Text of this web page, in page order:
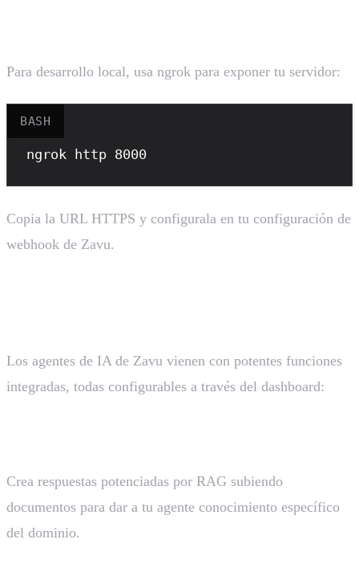
Para desarrollo local, usa ngrok para exponer tu servidor:
BASH
ngrok http 8000
Copia la URL HTTPS y configurala en tu configuración de
webhook de Zavu.
Los agentes de IA de Zavu vienen con potentes funciones
integradas, todas configurables a través del dashboard:
Crea respuestas potenciadas por RAG subiendo
documentos para dar a tu agente conocimiento específico
del dominio.